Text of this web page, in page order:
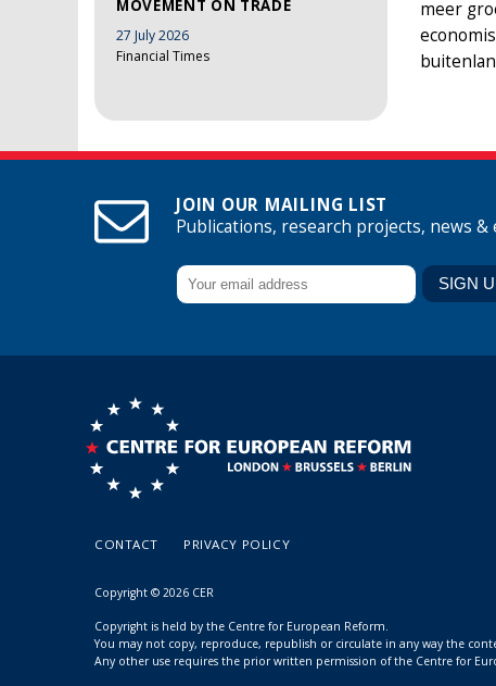
MOVEMENT ON TRADE
27 July 2026
Financial Times
meer
JOIN OUR MAILING LIST
Publications, research projects, news &
CONTACT PRIVACY POLICY
Copyright © 2026 CER
Copyright is held by the Centre for European Reform.
You may not copy, reproduce, republish or circulate in any way the
Any other use requires the prior written permission of the Centre for